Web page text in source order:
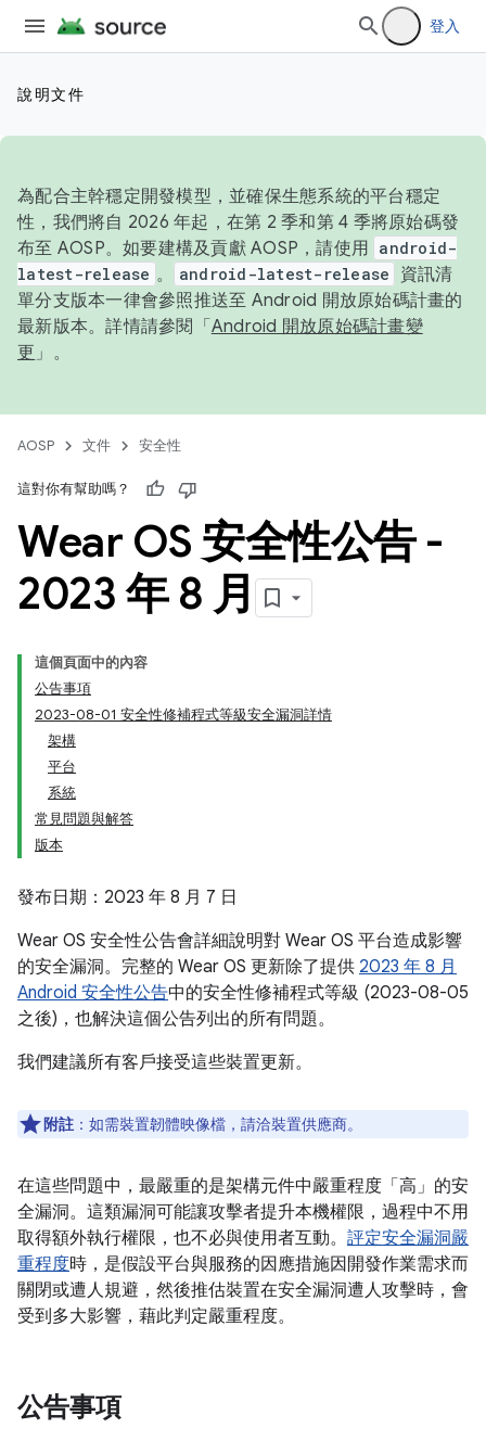
登入
說明文件
為配合主幹穩定開發模型，並確保生態系統的平台穩定
性，我們將自 2026 年起，在第 2 季和第 4 季將原始碼發
布至 AOSP。如要建構及貢獻 AOSP，請使用 android-
latest-release 。 android-latest-release
資訊清
單分支版本一律會參照推送至 Android 開放原始碼計畫的
最新版本。詳情請參閱「 Android 開放原始碼計畫變
更 」。
AOSP 文件 安全性
這對你有幫助嗎？
Wear OS 安全性公告 -
2023 年 8 月
這個頁面中的內容
公告事項
2023-08-01 安全性修補程式等級安全漏洞詳情
架構
平台
系統
常見問題與解答
版本
發布日期：2023 年 8 月 7 日
Wear OS 安全性公告會詳細說明對 Wear OS 平台造成影響
的安全漏洞。完整的 Wear OS 更新除了提供 2023 年 8 月
Android 安全性公告中的安全性修補程式等級 (2023-08-05
之後)，也解決這個公告列出的所有問題。
我們建議所有客戶接受這些裝置更新。
附註 ：如需裝置韌體映像檔，請洽裝置供應商。
在這些問題中，最嚴重的是架構元件中嚴重程度「高」的安
全漏洞。這類漏洞可能讓攻擊者提升本機權限，過程中不用
取得額外執行權限，也不必與使用者互動。 評定安全漏洞嚴
重程度時，是假設平台與服務的因應措施因開發作業需求而
關閉或遭人規避，然後推估裝置在安全漏洞遭人攻擊時，會
受到多大影響，藉此判定嚴重程度。
公告事項